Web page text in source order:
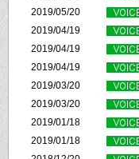
2019/05/20
2019/04/19
2019/04/19
2019/04/19
2019/03/20
2019/03/20
2019/01/18
2019/01/18